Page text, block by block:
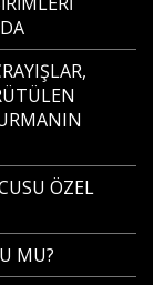
ÖZEL
MU?